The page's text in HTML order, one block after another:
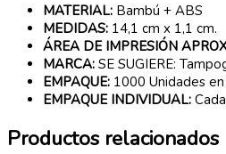
MATERIAL: Bambú + ABS
MEDIDAS: 14,1 cm x 1,1 cm.
ÁREA DE IMPRESIÓN
MARCA: SE SUGIERE:
EMPAQUE: 1000 Unidades
EMPAQUE INDIVIDUAL:
Productos relacionados